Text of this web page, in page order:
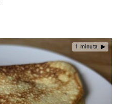
1 minuta